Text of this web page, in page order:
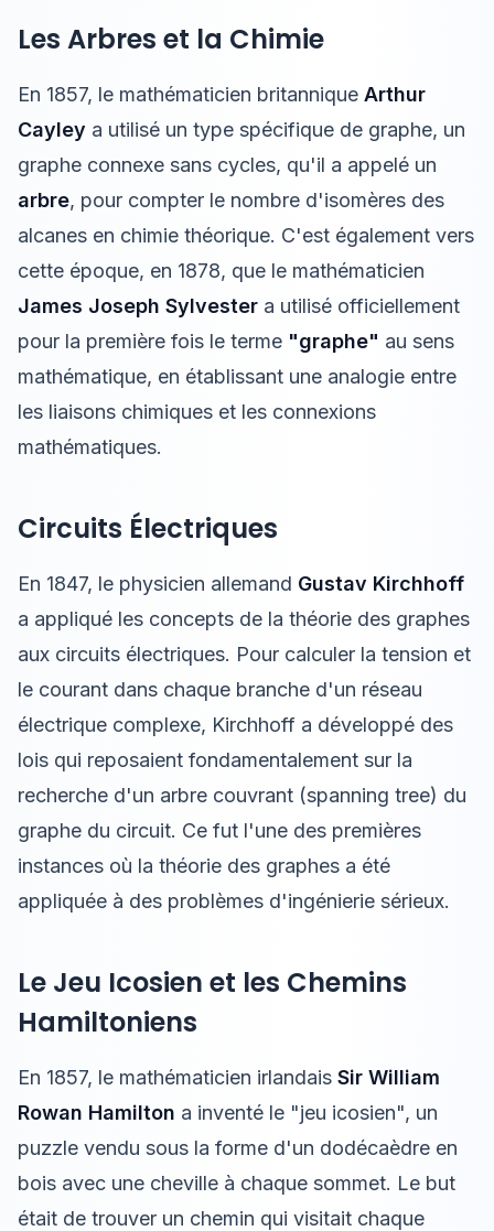
Les Arbres et la Chimie
En 1857, le mathématicien britannique Arthur
Cayley a utilisé un type spécifique de graphe, un
graphe connexe sans cycles, qu'il a appelé un
arbre, pour compter le nombre d'isomères des
alcanes en chimie théorique. C'est également vers
cette époque, en 1878, que le mathématicien
James Joseph Sylvester a utilisé officiellement
pour la première fois le terme "graphe" au sens
mathématique, en établissant une analogie entre
les liaisons chimiques et les connexions
mathématiques.
Circuits Électriques
En 1847, le physicien allemand Gustav Kirchhoff
a appliqué les concepts de la théorie des graphes
aux circuits électriques. Pour calculer la tension et
le courant dans chaque branche d'un réseau
électrique complexe, Kirchhoff a développé des
lois qui reposaient fondamentalement sur la
recherche d'un arbre couvrant (spanning tree) du
graphe du circuit. Ce fut l'une des premières
instances où la théorie des graphes a été
appliquée à des problèmes d'ingénierie sérieux.
Le Jeu Icosien et les Chemins
Hamiltoniens
En 1857, le mathématicien irlandais Sir William
Rowan Hamilton a inventé le "jeu icosien", un
puzzle vendu sous la forme d'un dodécaèdre en
bois avec une cheville à chaque sommet. Le but
était de trouver un chemin qui visitait chaque